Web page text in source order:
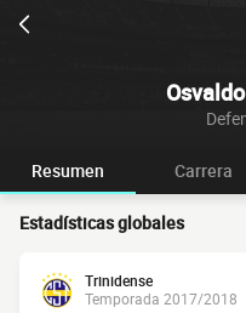
Resumen Carrera
Estadísticas globales
Trinidense
Temporada 2017/2018